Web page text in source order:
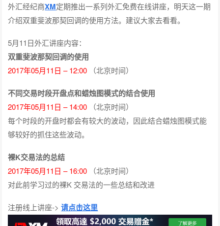
外汇经纪商XM定期推出一系列外汇免费在线讲座，明天这一期
介绍双重斐波那契回调的使用方法。建议大家去看看。
5月11日外汇讲座内容：
双重斐波那契回调的使用
2017年05月11日 – 12:00 （北京时间）
不同交易时段开盘点和蜡烛图模式的结合使用
2017年05月11日 – 14:00 （北京时间）
每个时段的开盘时都会有较大的波动，因此结合蜡烛图模式能
够较好的抓住这些波动。
裸K交易法的总结
2017年05月11日 – 16:00 （北京时间）
对此前学习过的裸K 交易法的一些总结和改进
注册线上讲座->请点击这里